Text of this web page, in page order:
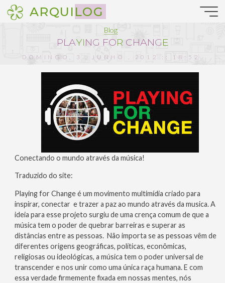
Pular
para
ARQUILOG
Blog
PLAYING FOR CHANGE
DOMINGO, 3 . JUNHO . 2012 :: 18:52
Conectando o mundo através da música!
Traduzido do site:
Playing for Change é um movimento multimídia criado para
inspirar, conectar e trazer a paz ao mundo através da musica. A
ideia para esse projeto surgiu de uma crença comum de que a
música tem o poder de quebrar barreiras e superar as
distâncias entre as pessoas. Não importa se as pessoas vêm de
diferentes origens geográficas, políticas, econômicas,
religiosas ou ideológicas, a música tem o poder universal de
transcender e nos unir como uma única raça humana. E com
essa verdade firmemente fixada em nossas mentes, nós